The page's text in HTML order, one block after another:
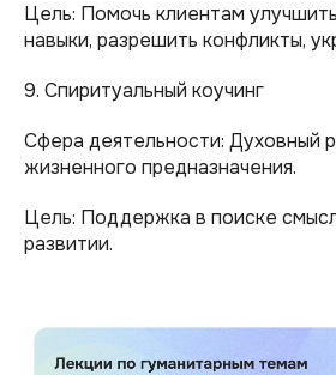
Цель: Помочь клиентам
навыки, разрешить конфликты,
9. Спиритуальный коучинг
Сфера деятельности: Духовный
жизненного предназначения.
Цель: Поддержка в поиске
развитии.